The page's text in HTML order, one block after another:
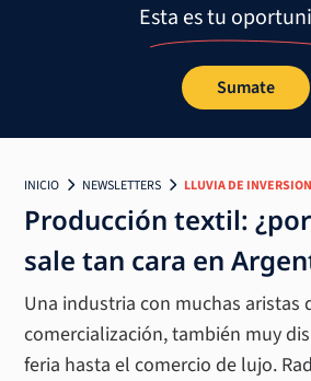
Esta es tu
Sumate
INICIO NEWSLETTERS LLUVIA DE
Producción textil:
sale tan cara en
Una industria con muchas aristas
comercialización, también muy
feria hasta el comercio de lujo.